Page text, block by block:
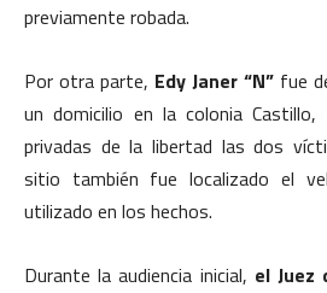
previamente robada.
Por otra parte, Edy Janer “N” fue
un domicilio en la colonia Castillo,
privadas de la libertad las dos
sitio también fue localizado el
utilizado en los hechos.
Durante la audiencia inicial, el Juez